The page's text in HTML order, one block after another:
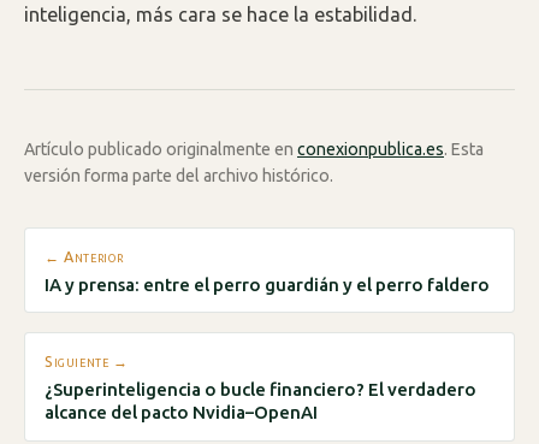
inteligencia, más cara se hace la estabilidad.
Artículo publicado originalmente en conexionpublica.es. Esta
versión forma parte del archivo histórico.
← Anterior
IA y prensa: entre el perro guardián y el perro faldero
Siguiente →
¿Superinteligencia o bucle financiero? El verdadero
alcance del pacto Nvidia–OpenAI